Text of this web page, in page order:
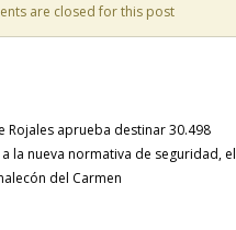
are closed for this post
Rojales aprueba destinar 30.498
la nueva normativa de seguridad, el
del Carmen